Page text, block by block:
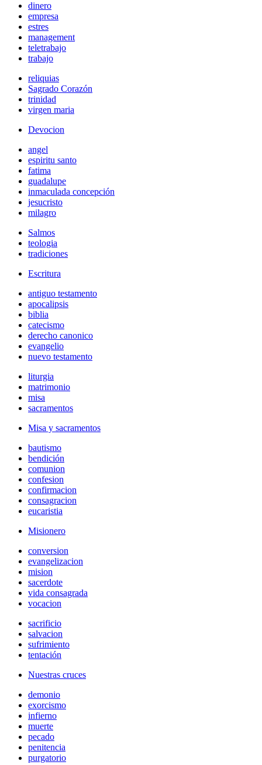
dinero
empresa
estres
management
teletrabajo
trabajo
reliquias
Sagrado Corazón
trinidad
virgen maria
Devocion
angel
espiritu santo
fatima
guadalupe
inmaculada concepción
jesucristo
milagro
Salmos
teologia
tradiciones
Escritura
antiguo testamento
apocalipsis
biblia
catecismo
derecho canonico
evangelio
nuevo testamento
liturgia
matrimonio
misa
sacramentos
Misa y sacramentos
bautismo
bendición
comunion
confesion
confirmacion
consagracion
eucaristia
Misionero
conversion
evangelizacion
mision
sacerdote
vida consagrada
vocacion
sacrificio
salvacion
sufrimiento
tentación
Nuestras cruces
demonio
exorcismo
infierno
muerte
pecado
penitencia
purgatorio